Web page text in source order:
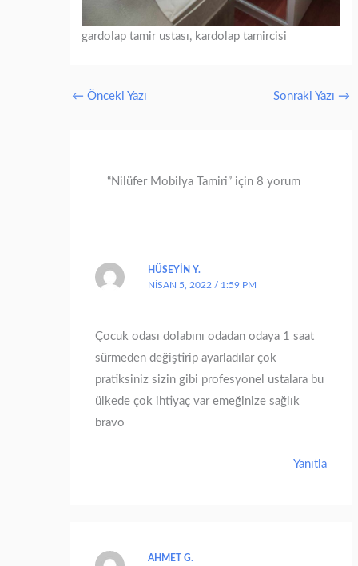
gardolap tamir ustası, kardolap tamircisi
← Önceki Yazı Sonraki Yazı →
“Nilüfer Mobilya Tamiri” için 8 yorum
HÜSEYIN Y.
NISAN 5, 2022 / 1:59 PM
Çocuk odası dolabını odadan odaya 1 saat
sürmeden değiştirip ayarladılar çok
pratiksiniz sizin gibi profesyonel ustalara bu
ülkede çok ihtiyaç var emeğinize sağlık
bravo
Yanıtla
AHMET G.